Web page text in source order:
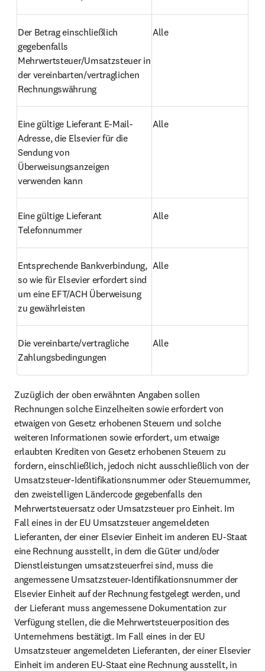
Der Betrag einschließlich
gegebenfalls
Mehrwertsteuer/Umsatzsteuer in
der vereinbarten/vertraglichen
Rechnungswährung
Alle
Eine gültige Lieferant E-Mail-
Adresse, die Elsevier für die
Sendung von
Überweisungsanzeigen
verwenden kann
Alle
Eine gültige Lieferant
Telefonnummer
Alle
Entsprechende Bankverbindung,
so wie für Elsevier erfordert sind
um eine EFT/ACH Überweisung
zu gewährleisten
Alle
Die vereinbarte/vertragliche
Zahlungsbedingungen
Alle
Zuzüglich der oben erwähnten Angaben sollen
Rechnungen solche Einzelheiten sowie erfordert von
etwaigen von Gesetz erhobenen Steuern und solche
weiteren Informationen sowie erfordert, um etwaige
erlaubten Krediten von Gesetz erhobenen Steuern zu
fordern, einschließlich, jedoch nicht ausschließlich von der
Umsatzsteuer-Identifikationsnummer oder Steuernummer,
den zweistelligen Ländercode gegebenfalls den
Mehrwertsteuersatz oder Umsatzsteuer pro Einheit. Im
Fall eines in der EU Umsatzsteuer angemeldeten
Lieferanten, der einer Elsevier Einheit im anderen EU-Staat
eine Rechnung ausstellt, in dem die Güter und/oder
Dienstleistungen umsatzsteuerfrei sind, muss die
angemessene Umsatzsteuer-Identifikationsnummer der
Elsevier Einheit auf der Rechnung festgelegt werden, und
der Lieferant muss angemessene Dokumentation zur
Verfügung stellen, die die Mehrwertsteuerposition des
Unternehmens bestätigt. Im Fall eines in der EU
Umsatzsteuer angemeldeten Lieferanten, der einer Elsevier
Einheit im anderen EU-Staat eine Rechnung ausstellt, in